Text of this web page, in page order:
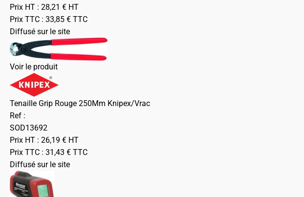
Prix HT : 28,21 € HT
Prix TTC : 33,85 € TTC
Diffusé sur le site
Voir le produit
Tenaille Grip Rouge 250Mm Knipex/Vrac
Ref :
SOD13692
Prix HT : 26,19 € HT
Prix TTC : 31,43 € TTC
Diffusé sur le site